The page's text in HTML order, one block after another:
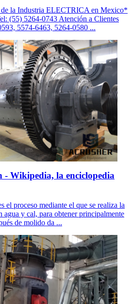
la Industria ELECTRICA en Mexico*
(55) 5264-0743 Atención a Clientes
5574-6463, 5264-0580 ...
- Wikipedia, la enciclopedia
el proceso mediante el que se realiza la
agua y cal, para obtener principalmente
de molido da ...